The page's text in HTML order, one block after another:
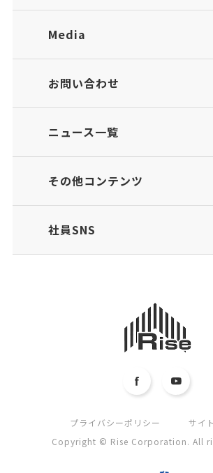
Media
お問い合わせ
ニュース一覧
その他コンテンツ
社員SNS
プライバシーポリシー
サイ
Copyright © Rise Corporation. All